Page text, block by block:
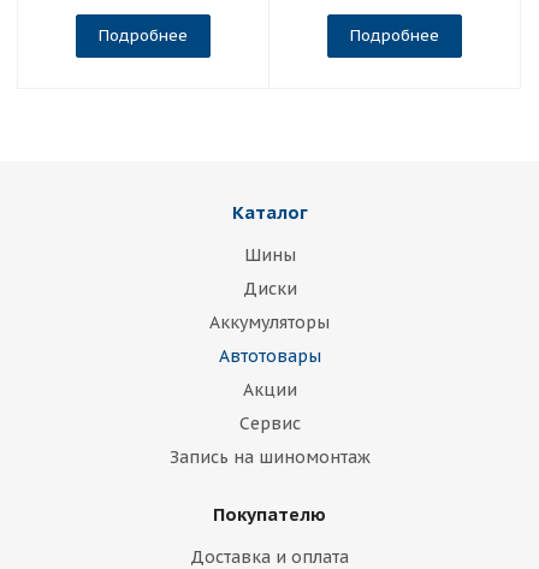
Подробнее Подробнее
Каталог
Шины
Диски
Аккумуляторы
Автотовары
Акции
Сервис
Запись на шиномонтаж
Покупателю
Доставка и оплата